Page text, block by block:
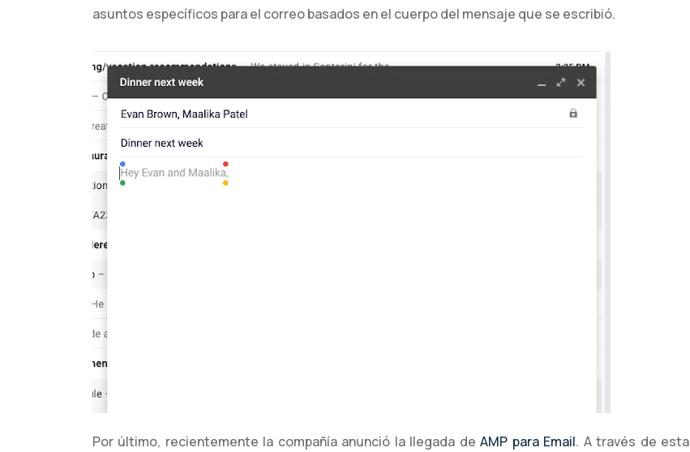
asuntos específicos para el correo basados en el cuerpo del mensaje que se escribió.
Por último, recientemente la compañía anunció la llegada deAMP para Email. A través de esta